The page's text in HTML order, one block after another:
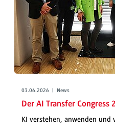
03.06.2026 | News
Der AI Transfer Congress
KI verstehen, anwenden